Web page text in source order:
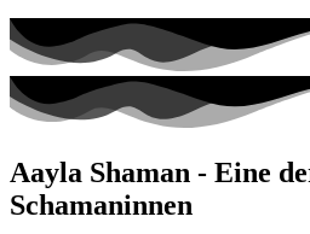
Aayla Shaman - Eine
Schamaninnen